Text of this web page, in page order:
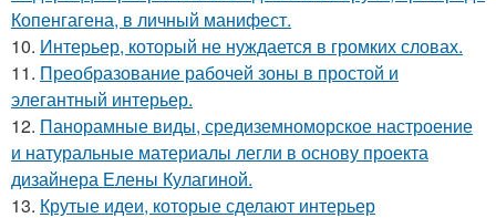
Копенгагена, в личный манифест.
10. Интерьер, который не нуждается в громких словах.
11. Преобразование рабочей зоны в простой и
элегантный интерьер.
12. Панорамные виды, средиземноморское настроение
и натуральные материалы легли в основу проекта
дизайнера Елены Кулагиной.
13. Крутые идеи, которые сделают интерьер